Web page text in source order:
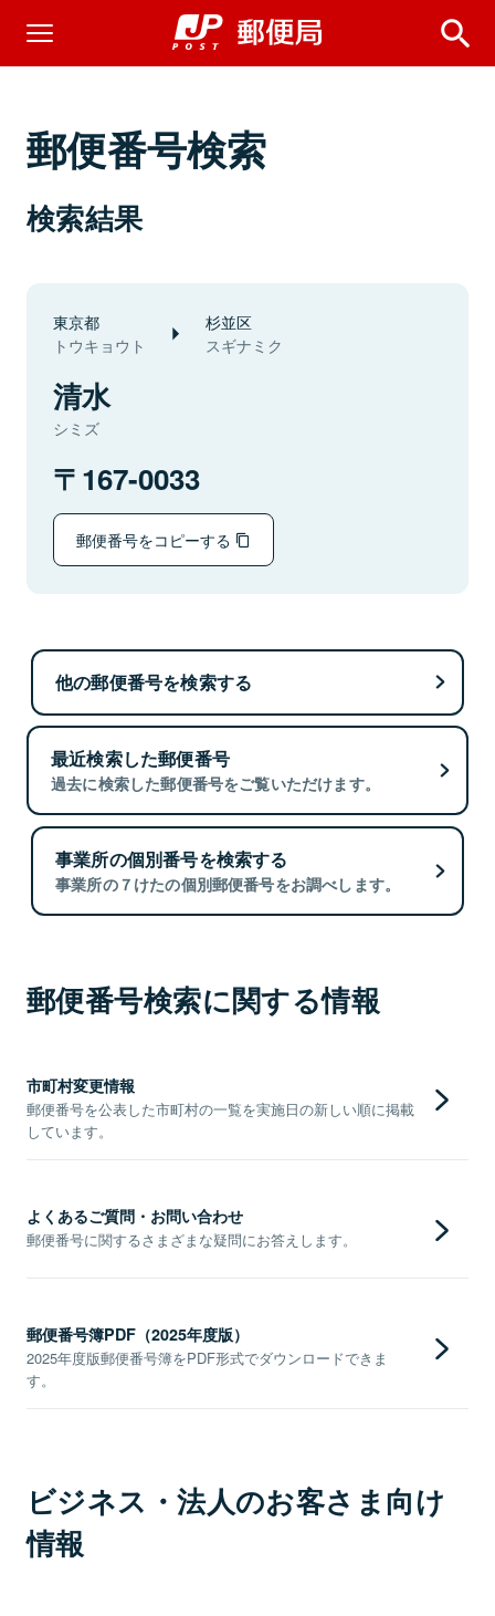
郵便番号検索
検索結果
東京都
トウキョウト
杉並区
スギナミク
清水
シミズ
167-0033
郵便番号をコピーする
他の郵便番号を検索する
最近検索した郵便番号
過去に検索した郵便番号をご覧いただけます。
事業所の個別番号を検索する
事業所の７けたの個別郵便番号をお調べします。
郵便番号検索に関する情報
市町村変更情報
郵便番号を公表した市町村の一覧を実施日の新しい順に掲載
しています。
よくあるご質問・お問い合わせ
郵便番号に関するさまざまな疑問にお答えします。
郵便番号簿PDF（2025年度版）
2025年度版郵便番号簿をPDF形式でダウンロードできま
す。
ビジネス・法人のお客さま向け
情報